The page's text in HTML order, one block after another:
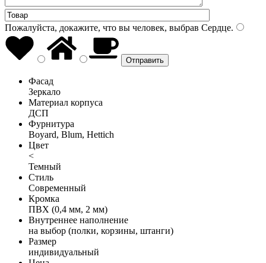
Пожалуйста, докажите, что вы человек, выбрав Сердце.
Фасад
Зеркало
Материал корпуса
ДСП
Фурнитура
Boyard, Blum, Hettich
Цвет
<
Темный
Стиль
Современный
Кромка
ПВХ (0,4 мм, 2 мм)
Внутреннее наполнение
на выбор (полки, корзины, штанги)
Размер
индивидуальный